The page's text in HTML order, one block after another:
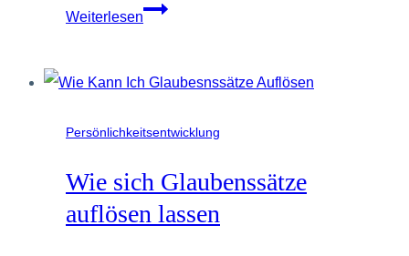
WeiterlesenDie
–
geht
das?
Persönlichkeitsentwicklung
Wie sich Glaubenssätze
auflösen lassen